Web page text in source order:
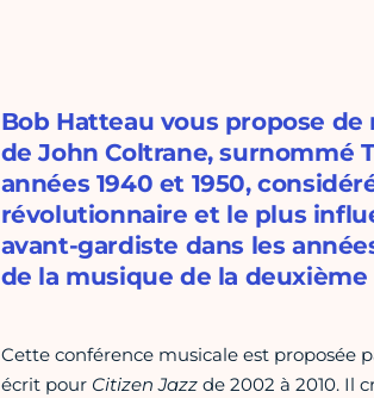
Bob Hatteau vous propose
de John Coltrane, surnommé
années 1940 et 1950,
révolutionnaire et le plus
avant-gardiste dans les
de la musique de la
Cette conférence musicale est proposée
écrit pour Citizen Jazzde 2002 à 2010. Il